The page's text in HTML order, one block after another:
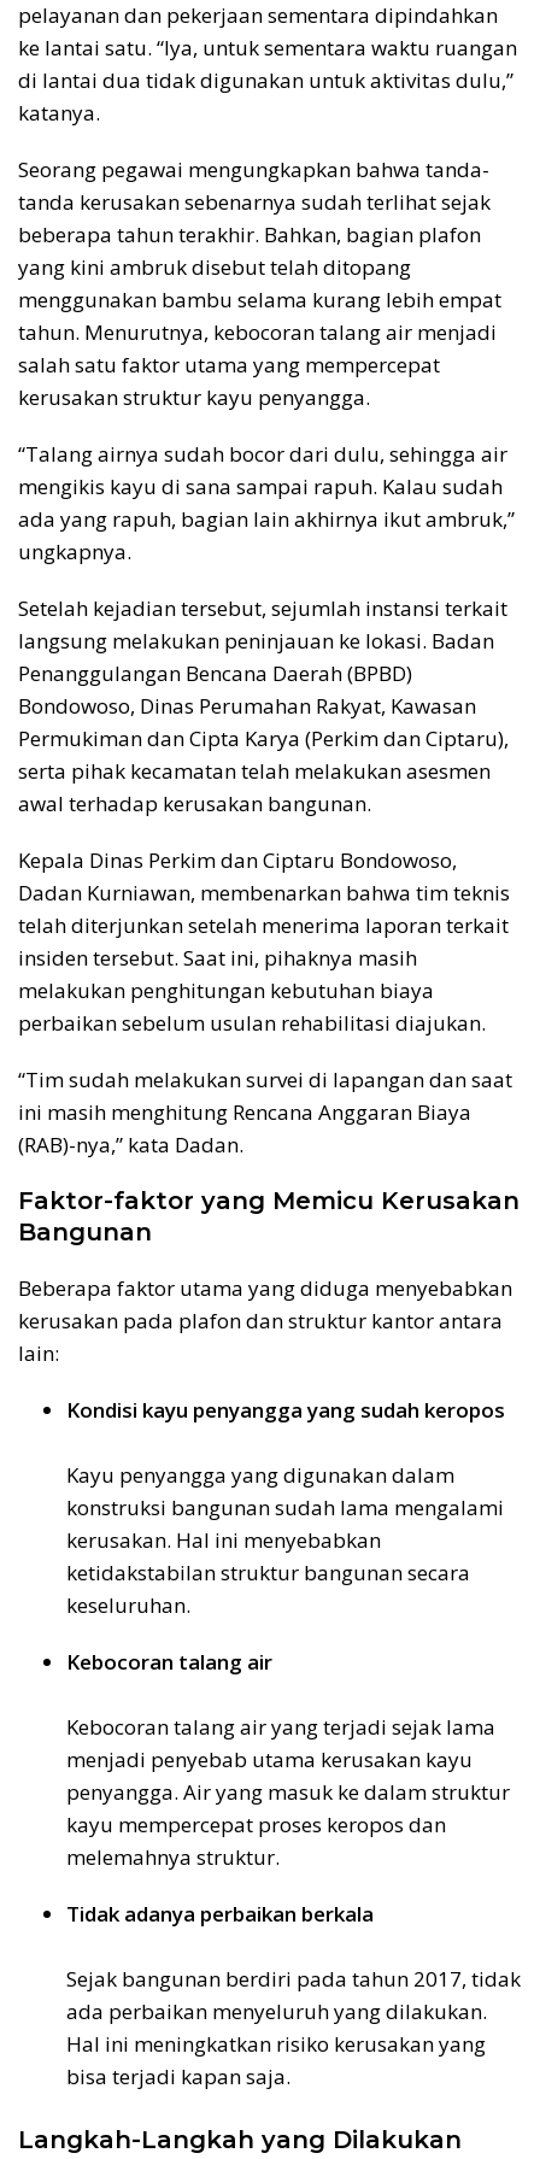
pelayanan dan pekerjaan sementara dipindahkan
ke lantai satu. “Iya, untuk sementara waktu ruangan
di lantai dua tidak digunakan untuk aktivitas dulu,”
katanya.
Seorang pegawai mengungkapkan bahwa tanda-
tanda kerusakan sebenarnya sudah terlihat sejak
beberapa tahun terakhir. Bahkan, bagian plafon
yang kini ambruk disebut telah ditopang
menggunakan bambu selama kurang lebih empat
tahun. Menurutnya, kebocoran talang air menjadi
salah satu faktor utama yang mempercepat
kerusakan struktur kayu penyangga.
“Talang airnya sudah bocor dari dulu, sehingga air
mengikis kayu di sana sampai rapuh. Kalau sudah
ada yang rapuh, bagian lain akhirnya ikut ambruk,”
ungkapnya.
Setelah kejadian tersebut, sejumlah instansi terkait
langsung melakukan peninjauan ke lokasi. Badan
Penanggulangan Bencana Daerah (BPBD)
Bondowoso, Dinas Perumahan Rakyat, Kawasan
Permukiman dan Cipta Karya (Perkim dan Ciptaru),
serta pihak kecamatan telah melakukan asesmen
awal terhadap kerusakan bangunan.
Kepala Dinas Perkim dan Ciptaru Bondowoso,
Dadan Kurniawan, membenarkan bahwa tim teknis
telah diterjunkan setelah menerima laporan terkait
insiden tersebut. Saat ini, pihaknya masih
melakukan penghitungan kebutuhan biaya
perbaikan sebelum usulan rehabilitasi diajukan.
“Tim sudah melakukan survei di lapangan dan saat
ini masih menghitung Rencana Anggaran Biaya
(RAB)-nya,” kata Dadan.
Faktor-faktor yang Memicu Kerusakan
Bangunan
Beberapa faktor utama yang diduga menyebabkan
kerusakan pada plafon dan struktur kantor antara
lain:
Kondisi kayu penyangga yang sudah keropos
Kayu penyangga yang digunakan dalam
konstruksi bangunan sudah lama mengalami
kerusakan. Hal ini menyebabkan
ketidakstabilan struktur bangunan secara
keseluruhan.
Kebocoran talang air
Kebocoran talang air yang terjadi sejak lama
menjadi penyebab utama kerusakan kayu
penyangga. Air yang masuk ke dalam struktur
kayu mempercepat proses keropos dan
melemahnya struktur.
Tidak adanya perbaikan berkala
Sejak bangunan berdiri pada tahun 2017, tidak
ada perbaikan menyeluruh yang dilakukan.
Hal ini meningkatkan risiko kerusakan yang
bisa terjadi kapan saja.
Langkah-Langkah yang Dilakukan